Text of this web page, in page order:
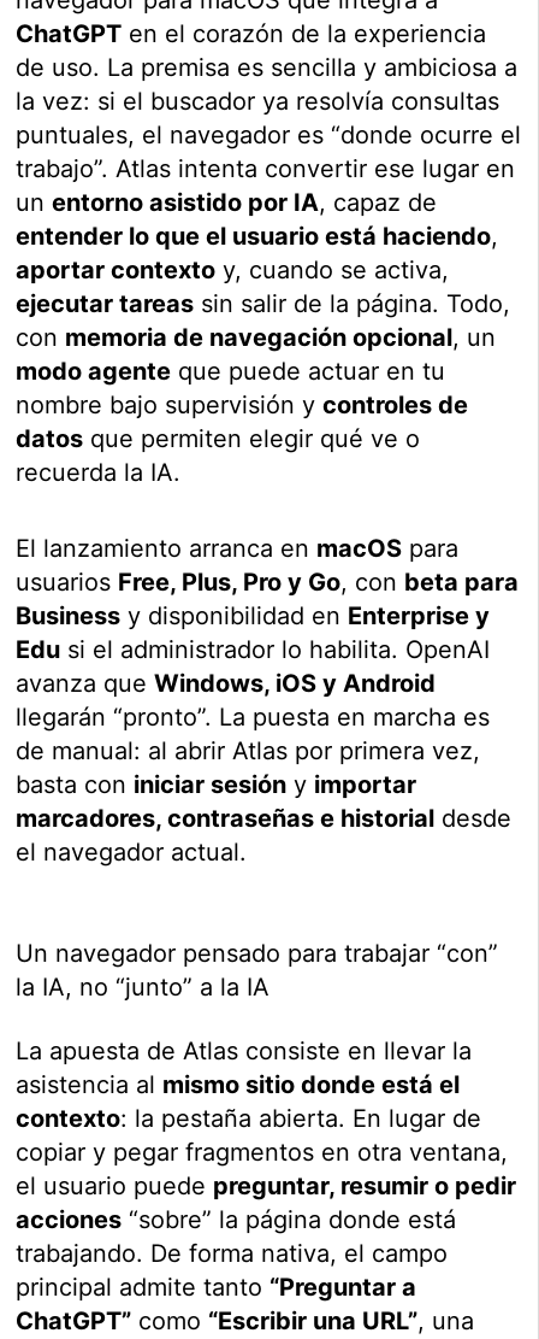
ChatGPT en el corazón de la experiencia
de uso. La premisa es sencilla y ambiciosa a
la vez: si el buscador ya resolvía consultas
puntuales, el navegador es “donde ocurre el
trabajo”. Atlas intenta convertir ese lugar en
unentorno asistido por IA, capaz de
entender lo que el usuario está haciendo,
aportar contexto y, cuando se activa,
ejecutar tareas sin salir de la página. Todo,
con memoria de navegación opcional, un
modo agente que puede actuar en tu
nombre bajo supervisión ycontroles de
datos que permiten elegir qué ve o
recuerda la IA.
El lanzamiento arranca en macOS para
usuarios Free, Plus, Pro y Go, con beta para
Business y disponibilidad en Enterprise y
Edu si el administrador lo habilita. OpenAI
avanza queWindows, iOS y Android
llegarán “pronto”. La puesta en marcha es
de manual: al abrir Atlas por primera vez,
basta con iniciar sesión y importar
marcadores, contraseñas e historial desde
el navegador actual.
Un navegador pensado para trabajar “con”
la IA, no “junto” a la IA
La apuesta de Atlas consiste en llevar la
asistencia al mismo sitio donde está el
contexto: la pestaña abierta. En lugar de
copiar y pegar fragmentos en otra ventana,
el usuario puede preguntar, resumir o pedir
acciones “sobre” la página donde está
trabajando. De forma nativa, el campo
principal admite tanto “Preguntar a
ChatGPT” como “Escribir una URL”, una